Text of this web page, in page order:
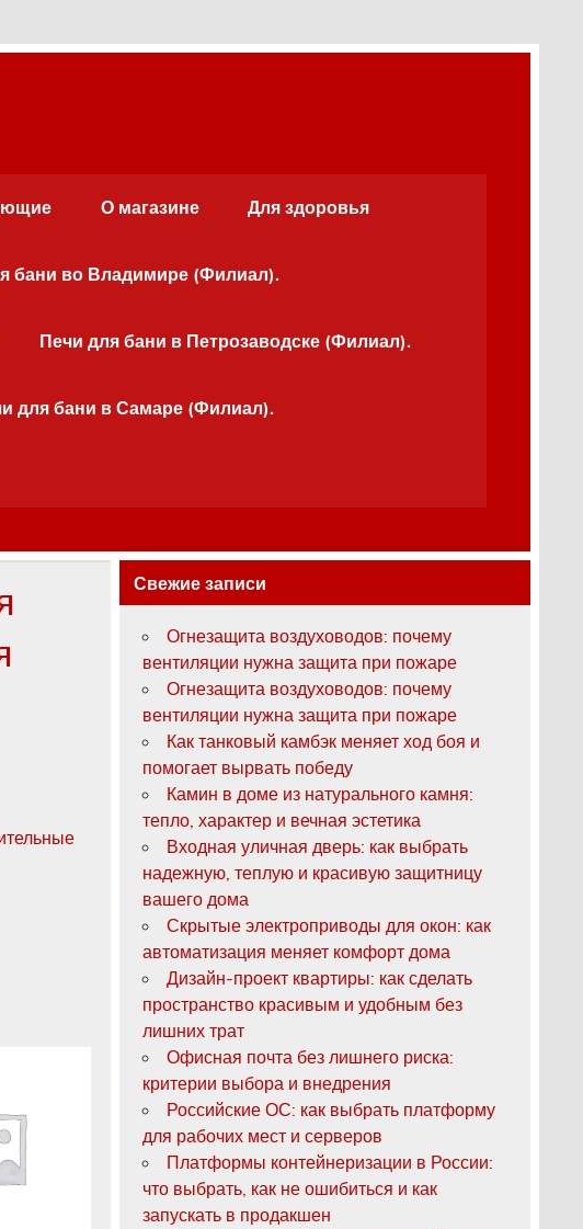
О магазине Для здоровья
бани во Владимире (Филиал).
Печи для бани в Петрозаводске (Филиал).
для бани в Самаре (Филиал).
Свежие записи
Огнезащита воздуховодов: почему
вентиляции нужна защита при пожаре
Огнезащита воздуховодов: почему
вентиляции нужна защита при пожаре
Как танковый камбэк меняет ход боя и
помогает вырвать победу
Камин в доме из натурального камня:
тепло, характер и вечная эстетика
Входная уличная дверь: как выбрать
надежную, теплую и красивую защитницу
вашего дома
Скрытые электроприводы для окон: как
автоматизация меняет комфорт дома
Дизайн-проект квартиры: как сделать
пространство красивым и удобным без
лишних трат
Офисная почта без лишнего риска:
критерии выбора и внедрения
Российские ОС: как выбрать платформу
для рабочих мест и серверов
Платформы контейнеризации в России:
что выбрать, как не ошибиться и как
запускать в продакшен